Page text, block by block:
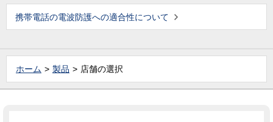
携帯電話の電波防護への適合性について
ホーム 製品 店舗の選択